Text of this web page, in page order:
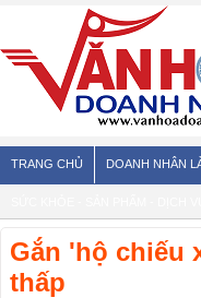
TRANG CHỦ DOANH NHÂN
Gắn 'hộ chiếu
thấp